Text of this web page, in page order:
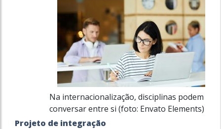
Na internacionalização, disciplinas podem
conversar entre si (foto: Envato Elements)
Projeto de integração